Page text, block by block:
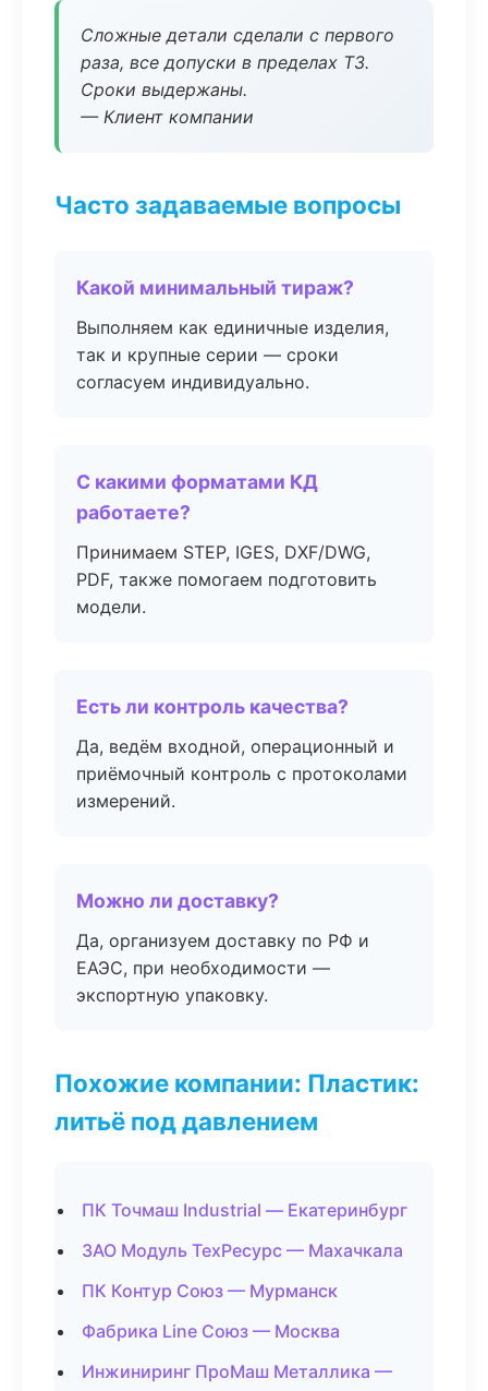
Сложные детали сделали с первого
раза, все допуски в пределах ТЗ.
Сроки выдержаны.
— Клиент компании
Часто задаваемые вопросы
Какой минимальный тираж?
Выполняем как единичные изделия,
так и крупные серии — сроки
согласуем индивидуально.
С какими форматами КД
работаете?
Принимаем STEP, IGES, DXF/DWG,
PDF, также помогаем подготовить
модели.
Есть ли контроль качества?
Да, ведём входной, операционный и
приёмочный контроль с протоколами
измерений.
Можно ли доставку?
Да, организуем доставку по РФ и
ЕАЭС, при необходимости —
экспортную упаковку.
Похожие компании: Пластик:
литьё под давлением
ПК Точмаш Industrial — Екатеринбург
ЗАО Модуль ТехРесурс — Махачкала
ПК Контур Союз — Мурманск
Фабрика Line Союз — Москва
Инжиниринг ПроМаш Металлика —